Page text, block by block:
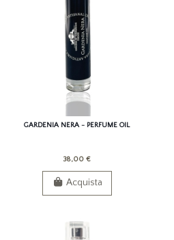
GARDENIA NERA - PERFUME OIL
38,00 €
Acquista